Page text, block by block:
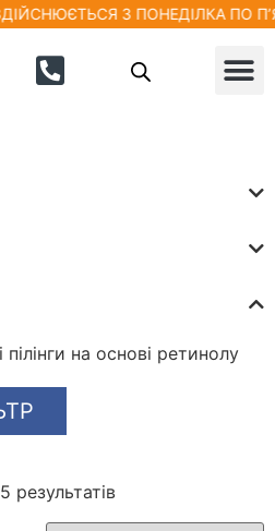
З ПОНЕДІЛКА ПО
пілінги на основі ретинолу
результатів